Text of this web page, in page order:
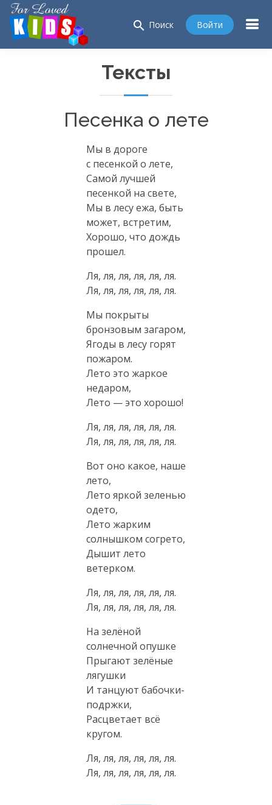
search Поиск Войти
Тексты
Песенка о лете
Мы в дороге
с песенкой о лете,
Самой лучшей
песенкой на свете,
Мы в лесу ежа, быть
может, встретим,
Хорошо, что дождь
прошел.
Ля, ля, ля, ля, ля, ля.
Ля, ля, ля, ля, ля, ля.
Мы покрыты
бронзовым загаром,
Ягоды в лесу горят
пожаром.
Лето это жаркое
недаром,
Лето — это хорошо!
Ля, ля, ля, ля, ля, ля.
Ля, ля, ля, ля, ля, ля.
Вот оно какое, наше
лето,
Лето яркой зеленью
одето,
Лето жарким
солнышком согрето,
Дышит лето
ветерком.
Ля, ля, ля, ля, ля, ля.
Ля, ля, ля, ля, ля, ля.
На зелёной
солнечной опушке
Прыгают зелёные
лягушки
И танцуют бабочки-
подржки,
Расцветает всё
кругом.
Ля, ля, ля, ля, ля, ля.
Ля, ля, ля, ля, ля, ля.